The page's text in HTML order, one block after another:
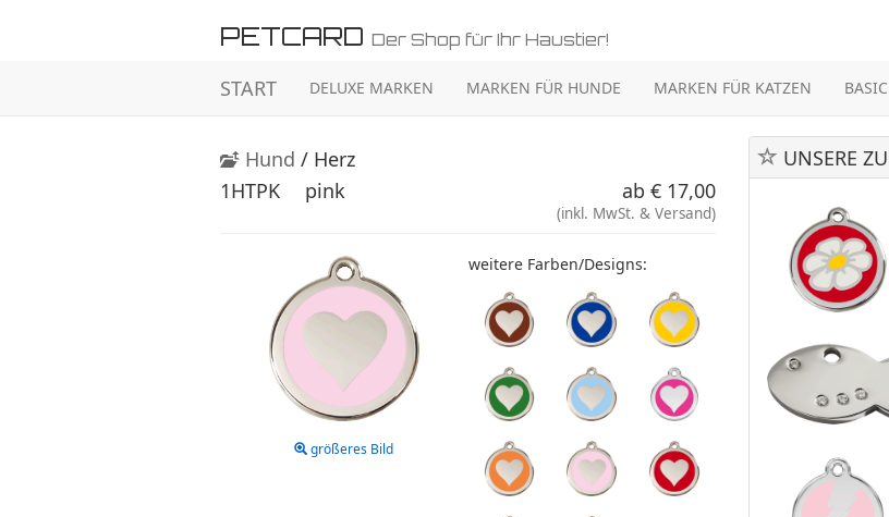
PETCARD Der Shop für Ihr Haustier!
START DELUXE MARKEN MARKEN FÜR HUNDE MARKEN FÜR KATZEN
Hund / Herz
1HTPK
pink ab € 17,00
(inkl. MwSt. & Versand)
größeres Bild
weitere Farben/Designs:
UNSERE